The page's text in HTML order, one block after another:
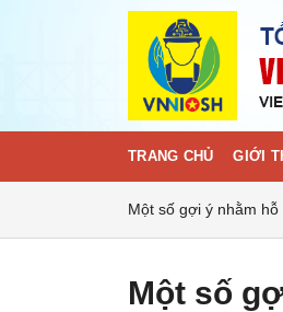
TRANG CHỦ GIỚI
Một số gợi ý nhằm
Một số